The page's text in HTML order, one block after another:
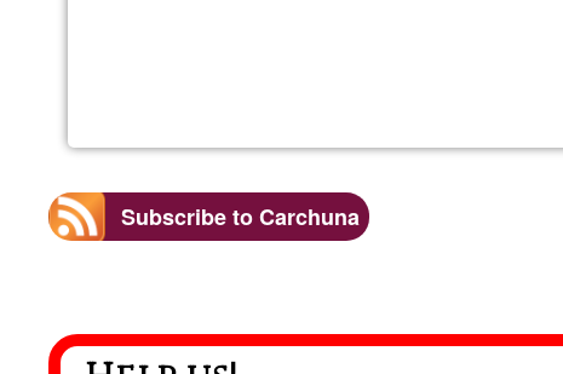
Subscribe to Carchuna